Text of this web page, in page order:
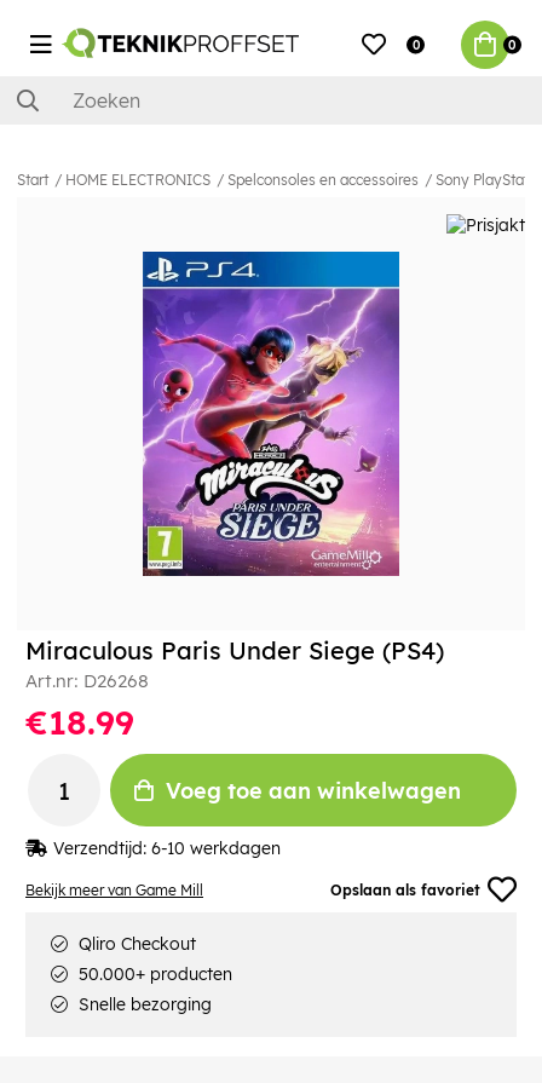
0 0
Start HOME ELECTRONICS Spelconsoles en accessoires Sony
Bekijk meer van Game Mill Opslaan als favoriet
Miraculous Paris Under Siege (PS4)
Art.nr: D26268
€18.99
Voeg toe aan winkelwagen
Verzendtijd: 6-10 werkdagen
Qliro Checkout
50.000+ producten
Snelle bezorging